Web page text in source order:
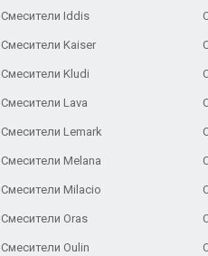
Смесители Iddis
Смесители Kaiser
Смесители Kludi
Смесители Lava
Смесители Lemark
Смесители Melana
Смесители Milacio
Смесители Oras
Смесители Oulin